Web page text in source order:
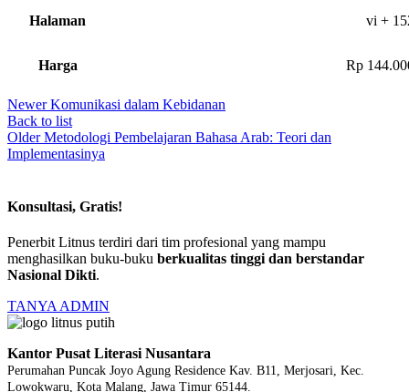
Halaman
vi +
Harga Rp
Newer Komunikasi dalam Kebidanan
Back to list
Older Metodologi Pembelajaran Bahasa Arab: Teori dan
Implementasinya
Konsultasi, Gratis!
Penerbit Litnus terdiri dari tim profesional yang mampu
menghasilkan buku-buku berkualitas tinggi dan berstandar
Nasional Dikti.
TANYA ADMIN
Kantor Pusat Literasi Nusantara
Perumahan Puncak Joyo Agung Residence Kav. B11, Merjosari, Kec.
Lowokwaru, Kota Malang, Jawa Timur 65144.